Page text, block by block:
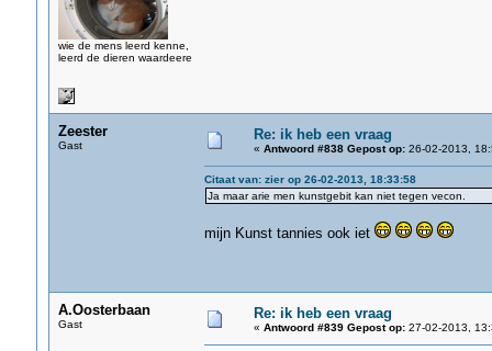
wie de mens leerd kenne,
leerd de dieren waardeere
Zeester
Gast
Re: ik heb een vraag
« Antwoord #838 Gepost op:26-02-2013,
Citaat van: zier op 26-02-2013, 18:33:58
Ja maar arie men kunstgebit kan niet tegen vecon.
mijn Kunst tannies ook iet
A.Oosterbaan
Gast
Re: ik heb een vraag
« Antwoord #839 Gepost op:27-02-2013,